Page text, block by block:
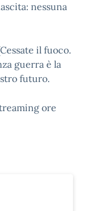
nessuna
il fuoco.
guerra è la
futuro.
ore